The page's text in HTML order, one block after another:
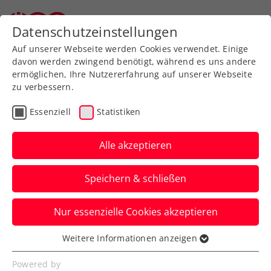
Zurück zur Newsübersicht
Turniere
ÖTV-Senioren-
Hallenmeisterschaften:
Werbung fürs
Senior:innentennis
254 Starter:innen im Single sorgen im
Colony Club für ein Event der Extraklasse
– quantitativ wie qualitativ.
Datenschutzeinstellungen
Auf unserer Webseite werden Cookies verwendet. Einige
davon werden zwingend benötigt, während es uns andere
ermöglichen, Ihre Nutzererfahrung auf unserer Webseite
zu verbessern.
Essenziell Statistiken
Alle akzeptieren
Speichern & schließen
Nur essenzielle Cookies akzeptieren
Essenziell
Essenzielle Cookies werden für grundlegende
Weitere Informationen anzeigen
Powered by